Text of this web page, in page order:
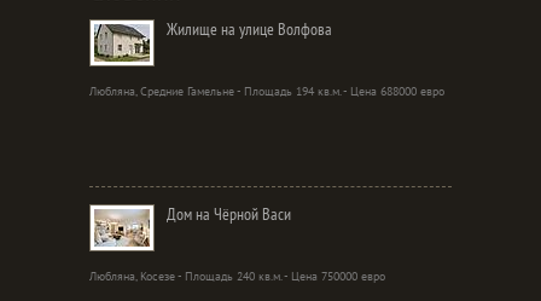
Жилище на улице Волфова
Любляна, Средние Гамельне - Площадь 194 кв.м. - Цена 688000 евро
Дом на Чёрной Васи
Любляна, Косезе - Площадь 240 кв.м. - Цена 750000 евро